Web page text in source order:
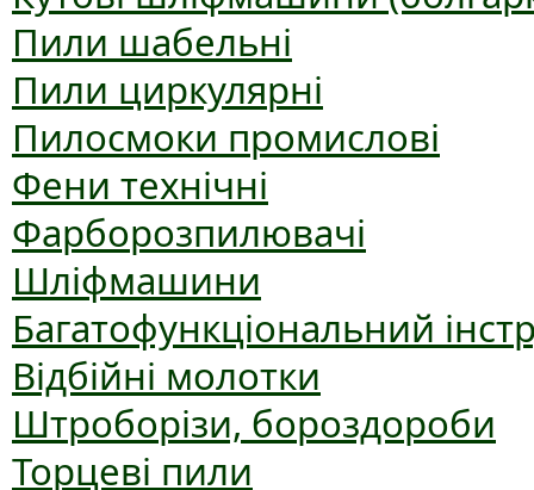
Пили шабельні
Пили циркулярні
Пилосмоки промислові
Фени технічні
Фарборозпилювачі
Шліфмашини
Багатофункціональний
Відбійні молотки
Штроборізи, бороздороби
Торцеві пили